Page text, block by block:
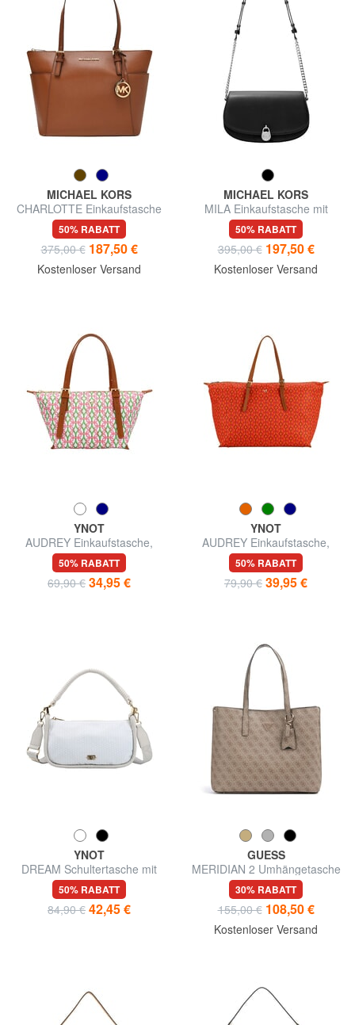
MICHAEL KORS
CHARLOTTE Einkaufstasche
aus Leder
50% RABATT
375,00 € 187,50 €
Kostenloser Versand
MICHAEL KORS
MILA Einkaufstasche mit
Schultergurt
50% RABATT
395,00 € 197,50 €
Kostenloser Versand
YNOT
AUDREY Einkaufstasche,
Umhängetasche
50% RABATT
69,90 € 34,95 €
YNOT
AUDREY Einkaufstasche,
Umhängetasche
50% RABATT
79,90 € 39,95 €
YNOT
DREAM Schultertasche mit
Schultergurt
50% RABATT
84,90 € 42,45 €
GUESS
MERIDIAN 2 Umhängetasche
30% RABATT
155,00 € 108,50 €
Kostenloser Versand